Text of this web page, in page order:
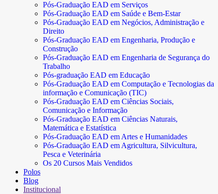
Pós-Graduação EAD em Serviços
Pós-Graduação EAD em Saúde e Bem-Estar
Pós-Graduação EAD em Negócios, Administração e
Direito
Pós-Graduação EAD em Engenharia, Produção e
Construção
Pós-Graduação EAD em Engenharia de Segurança do
Trabalho
Pós-graduação EAD em Educação
Pós-Graduação EAD em Computação e Tecnologias da
informação e Comunicação (TIC)
Pós-Graduação EAD em Ciências Sociais,
Comunicação e Informação
Pós-Graduação EAD em Ciências Naturais,
Matemática e Estatística
Pós-Graduação EAD em Artes e Humanidades
Pós-Graduação EAD em Agricultura, Silvicultura,
Pesca e Veterinária
Os 20 Cursos Mais Vendidos
Polos
Blog
Institucional